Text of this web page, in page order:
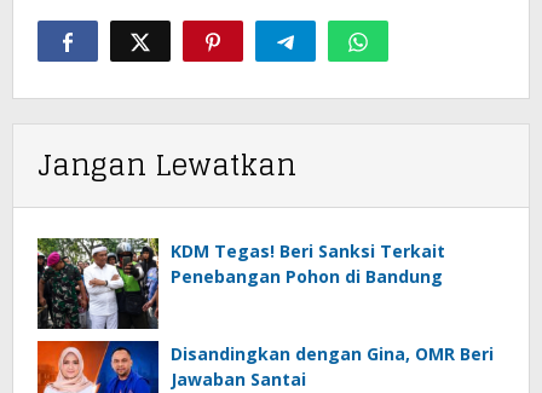
Jangan Lewatkan
KDM Tegas! Beri Sanksi Terkait
Penebangan Pohon di Bandung
Disandingkan dengan Gina, OMR Beri
Jawaban Santai